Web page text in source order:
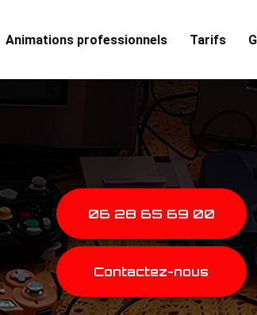
Animations professionnels Tarifs
06 28 65 69 00
Contactez-nous